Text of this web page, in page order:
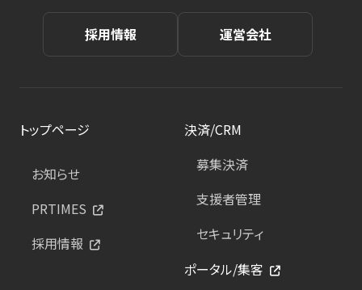
採用情報 運営会社
トップページ
お知らせ
PRTIMES
採用情報
決済/CRM
募集決済
支援者管理
セキュリティ
ポータル/集客